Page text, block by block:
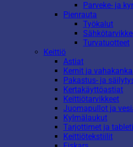
Parveke- ja
Pienrauta
Työkalut
Turvatuotteet
Keittiö
Astiat
Kernit ja
Pakastus- ja
Kertakäyttöastiat
Keittiötarvikkeet
Juomapullot ja
Kylmälaukut
Tarjottimet ja
Keittiötekstiilit